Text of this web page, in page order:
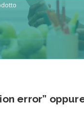
error”